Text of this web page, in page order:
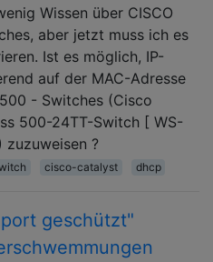
Wissen über CISCO
aber jetzt muss ich es
Ist es möglich, IP-
auf der MAC-Adresse
- Switches (Cisco
500-24TT-Switch [ WS-
zuzuweisen ?
cisco-catalyst dhcp
geschützt"